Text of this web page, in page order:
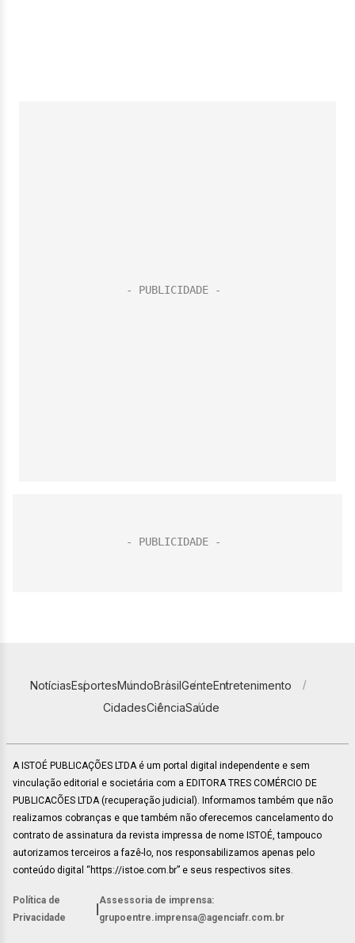
NotíciasEsportesMundoBrasilGenteEntretenimento
CidadesCiênciaSaúde
A ISTOÉ PUBLICAÇÕES LTDA é um portal digital independente e sem
vinculação editorial e societária com a EDITORA TRES COMÉRCIO DE
PUBLICACÕES LTDA (recuperação judicial). Informamos também que não
realizamos cobranças e que também não oferecemos cancelamento do
contrato de assinatura da revista impressa de nome ISTOÉ, tampouco
autorizamos terceiros a fazê-lo, nos responsabilizamos apenas pelo
conteúdo digital “https://istoe.com.br” e seus respectivos sites.
Política de
Privacidade
Assessoria de imprensa:
grupoentre.imprensa@agenciafr.com.br